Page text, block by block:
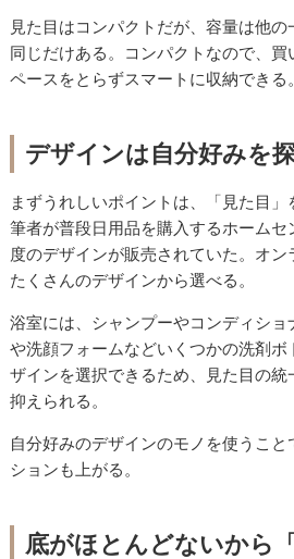
見た目はコンパクトだが、容量は他
同じだけある。コンパクトなので、
ペースをとらずスマートに収納できる。
デザインは自分好みを
まずうれしいポイントは、「見た目」
筆者が普段日用品を購入するホーム
度のデザインが販売されていた。オ
たくさんのデザインから選べる。
浴室には、シャンプーやコンディシ
や洗顔フォームなどいくつかの洗剤
ザインを選択できるため、見た目の
抑えられる。
自分好みのデザインのモノを使うこ
ションも上がる。
底がほとんどないから